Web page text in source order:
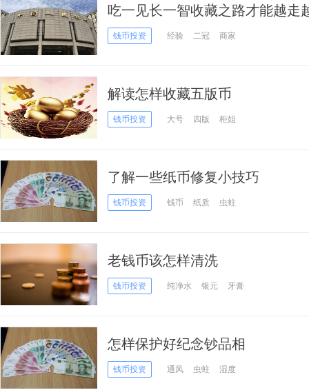
吃一见长一智收藏之路才能越走
钱币投资 经验 二冠 商家
解读怎样收藏五版币
钱币投资 大号 四版 柜姐
了解一些纸币修复小技巧
钱币投资 钱币 纸质 虫蛀
老钱币该怎样清洗
钱币投资 纯净水 银元 牙膏
怎样保护好纪念钞品相
钱币投资 通风 虫蛀 湿度